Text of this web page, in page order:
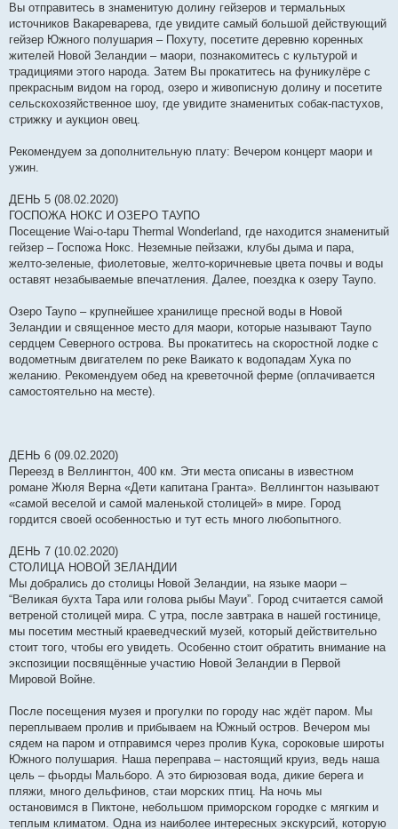
Вы отправитесь в знаменитую долину гейзеров и термальных
источников Вакареварева, где увидите самый большой действующий
гейзер Южного полушария – Похуту, посетите деревню коренных
жителей Новой Зеландии – маори, познакомитесь с культурой и
традициями этого народа. Затем Вы прокатитесь на фуникулёре с
прекрасным видом на город, озеро и живописную долину и посетите
сельскохозяйственное шоу, где увидите знаменитых собак-пастухов,
стрижку и аукцион овец.
Рекомендуем за дополнительную плату: Вечером концерт маори и
ужин.
ДЕНЬ 5 (08.02.2020)
ГОСПОЖА НОКС И ОЗЕРО ТАУПО
Посещение Wai-o-tapu Thermal Wonderland, где находится знаменитый
гейзер – Госпожа Нокс. Неземные пейзажи, клубы дыма и пара,
желто-зеленые, фиолетовые, желто-коричневые цвета почвы и воды
оставят незабываемые впечатления. Далее, поездка к озеру Таупо.
Озеро Таупо – крупнейшее хранилище пресной воды в Новой
Зеландии и священное место для маори, которые называют Таупо
сердцем Северного острова. Вы прокатитесь на скоростной лодке с
водометным двигателем по реке Ваикато к водопадам Хука по
желанию. Рекомендуем обед на креветочной ферме (оплачивается
самостоятельно на месте).
ДЕНЬ 6 (09.02.2020)
Переезд в Веллингтон, 400 км. Эти места описаны в известном
романе Жюля Верна «Дети капитана Гранта». Веллингтон называют
«самой веселой и самой маленькой столицей» в мире. Город
гордится своей особенностью и тут есть много любопытного.
ДЕНЬ 7 (10.02.2020)
СТОЛИЦА НОВОЙ ЗЕЛАНДИИ
Мы добрались до столицы Новой Зеландии, на языке маори –
“Великая бухта Тара или голова рыбы Мауи”. Город считается самой
ветреной столицей мира. С утра, после завтрака в нашей гостинице,
мы посетим местный краеведческий музей, который действительно
стоит того, чтобы его увидеть. Особенно стоит обратить внимание на
экспозиции посвящённые участию Новой Зеландии в Первой
Мировой Войне.
После посещения музея и прогулки по городу нас ждёт паром. Мы
переплываем пролив и прибываем на Южный остров. Вечером мы
сядем на паром и отправимся через пролив Кука, сороковые широты
Южного полушария. Наша переправа – настоящий круиз, ведь наша
цель – фьорды Мальборо. А это бирюзовая вода, дикие берега и
пляжи, много дельфинов, стаи морских птиц. На ночь мы
остановимся в Пиктоне, небольшом приморском городке с мягким и
теплым климатом. Одна из наиболее интересных экскурсий, которую